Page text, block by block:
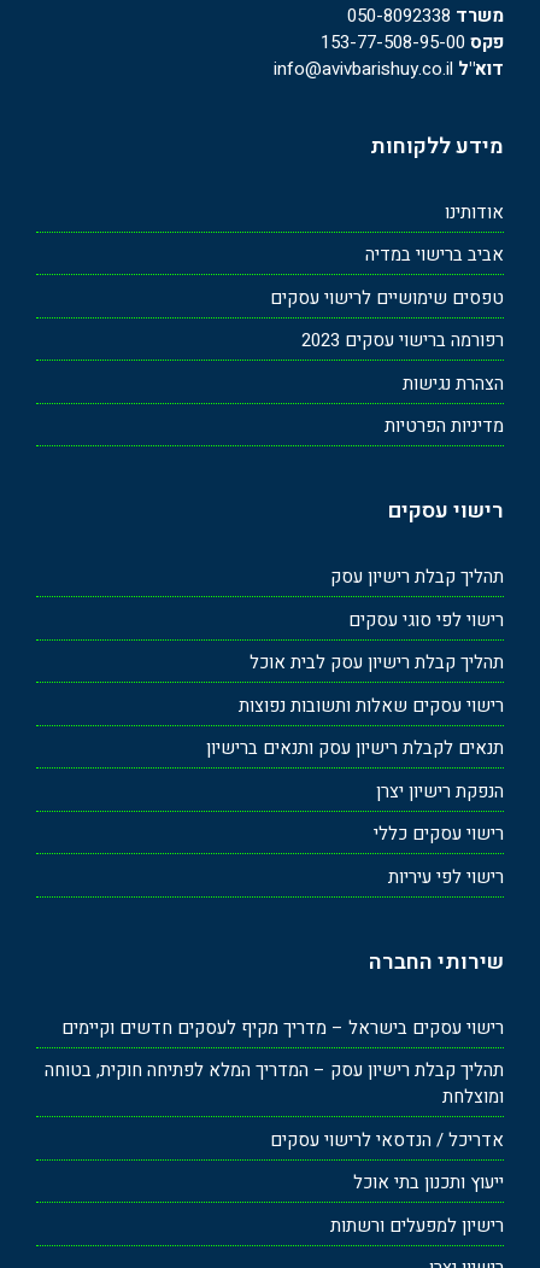
משרד 050-8092338
פקס
דוא"ל
מידע ללקוחות
אודותינו
אביב ברישוי במדיה
טפסים שימושיים לרישוי עסקים
רפורמה ברישוי עסקים 2023
הצהרת נגישות
מדיניות הפרטיות
רישוי עסקים
תהליך קבלת רישיון עסק
רישוי לפי סוגי עסקים
תהליך קבלת רישיון עסק לבית אוכל
רישוי עסקים שאלות ותשובות נפוצות
תנאים לקבלת רישיון עסק ותנאים ברישיון
הנפקת רישיון יצרן
רישוי עסקים כללי
רישוי לפי עיריות
שירותי החברה
רישוי עסקים בישראל – מדריך מקיף לעסקים חדשים וקיימים
תהליך קבלת רישיון עסק – המדריך המלא לפתיחה חוקית, בטוחה
ומוצלחת
אדריכל / הנדסאי לרישוי עסקים
ייעוץ ותכנון בתי אוכל
רישיון למפעלים ורשתות